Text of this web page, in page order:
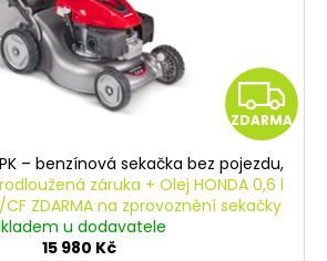
Z
D
ZDARMA
– benzínová sekačka bez pojezdu,
záruka + Olej HONDA 0,6 l
CF ZDARMA na zprovoznění sekačky
u dodavatele
15 980 Kč